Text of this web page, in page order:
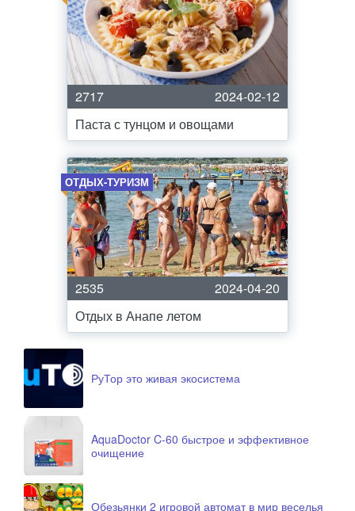
2717
2024-02-12
Паста с тунцом и овощами
ОТДЫХ-ТУРИЗМ
2535
2024-04-20
Отдых в Анапе летом
РуТор это живая экосистема
AquaDoctor C-60 быстрое и эффективное
очищение
Обезьянки 2 игровой автомат в мир веселья